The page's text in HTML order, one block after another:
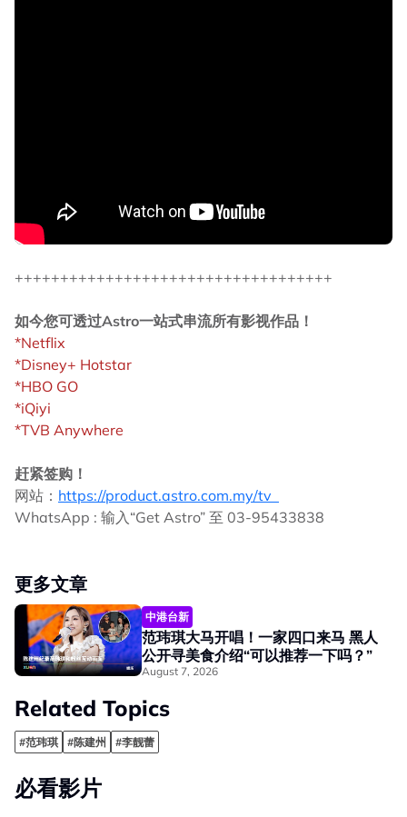
+++++++++++++++++++++++++++++++++++
如今您可透过Astro一站式串流所有影视作品！
*Netflix
*Disney+ Hotstar
*HBO GO
*iQiyi
*TVB Anywhere
赶紧签购！
网站： https://product.astro.com.my/tv
WhatsApp : 输入“Get Astro” 至 03-95433838
更多文章
中港台新
范玮琪大马开唱！一家四口来马 黑人
公开寻美食介绍“可以推荐一下吗？”
August 7, 2026
Related Topics
#范玮琪 #陈建州 #李靓蕾
必看影片